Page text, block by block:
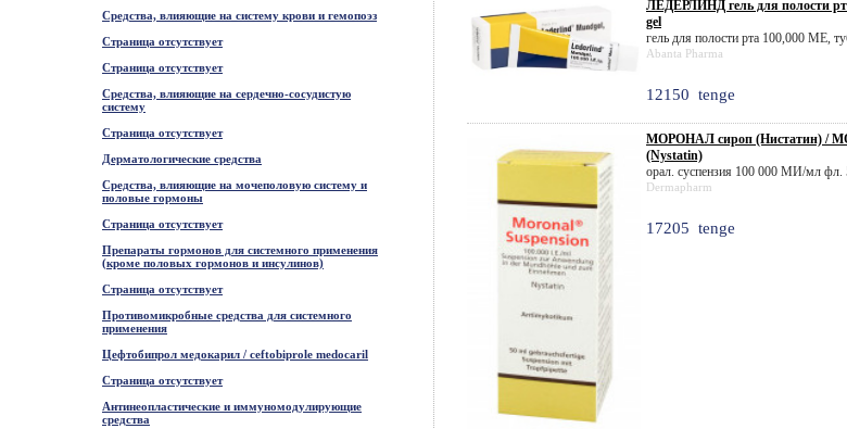
Средства, влияющие на систему крови и гемопоэз
Страница отсутствует
Страница отсутствует
Средства, влияющие на сердечно-сосудистую
систему
Страница отсутствует
Дерматологические средства
Средства, влияющие на мочеполовую систему и
половые гормоны
Страница отсутствует
Препараты гормонов для системного применения
(кроме половых гормонов и инсулинов)
Страница отсутствует
Противомикробные средства для системного
применения
Цефтобипрол медокарил / ceftobiprole medocaril
Страница отсутствует
Антинеопластические и иммуномодулирующие
средства
ЛЕДЕРЛИНД гель для полости
gel
гель для полости рта 100,000 МЕ,
Abanta Pharma
12150 tenge
МОРОНАЛ сироп (Нистатин) /
(Nystatin)
орал. суспензия 100 000 МИ/мл фл.
Dermapharm
17205 tenge